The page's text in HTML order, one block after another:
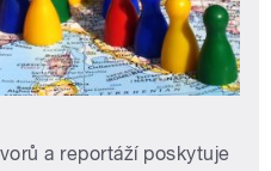
a reportáží poskytuje